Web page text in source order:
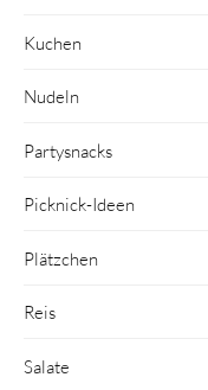
Kuchen
Nudeln
Partysnacks
Picknick-Ideen
Plätzchen
Reis
Salate